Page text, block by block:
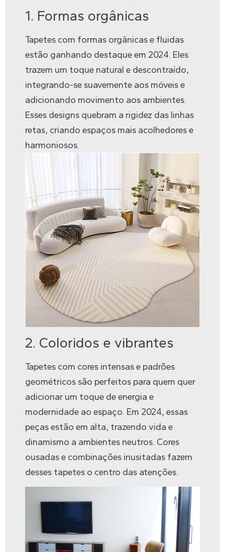
1. Formas orgânicas
Tapetes com formas orgânicas e fluidas
estão ganhando destaque em 2024. Eles
trazem um toque natural e descontraído,
integrando-se suavemente aos móveis e
adicionando movimento aos ambientes.
Esses designs quebram a rigidez das linhas
retas, criando espaços mais acolhedores e
harmoniosos.
2. Coloridos e vibrantes
Tapetes com cores intensas e padrões
geométricos são perfeitos para quem quer
adicionar um toque de energia e
modernidade ao espaço. Em 2024, essas
peças estão em alta, trazendo vida e
dinamismo a ambientes neutros. Cores
ousadas e combinações inusitadas fazem
desses tapetes o centro das atenções.